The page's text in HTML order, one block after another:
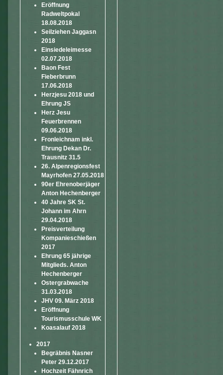
Eröffnung
Radweltpokal
18.08.2018
Seilziehen Jaggasn
2018
Einsiedeleimesse
02.07.2018
Baon Fest
Fieberbrunn
17.06.2018
Herzjesu 2018 und
Ehrung JS
Herz Jesu
Feuerbrennen
09.06.2018
Fronleichnam inkl.
Ehrung Dekan Dr.
Trausnitz 31.5
26. Alpenregionsfest
Mayrhofen 27.05.2018
90er Ehrenoberjäger
Anton Hechenberger
40 Jahre SK St.
Johann im Ahrn
29.04.2018
Preisverteilung
Kompanieschießen
2017
Ehrung 65 jährige
Mitglieds. Anton
Hechenberger
Ostergrabwache
31.03.2018
JHV 09. März 2018
Eröffnung
Tourismusschule WK
Koasalauf 2018
2017
Begräbnis Nasner
Peter 29.12.2017
Hochzeit Fähnrich